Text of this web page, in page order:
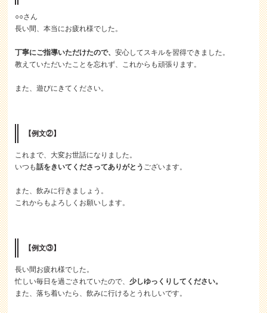
○○さん
長い間、本当にお疲れ様でした。
丁寧にご指導いただけたので、安心してスキルを習得できました。
教えていただいたことを忘れず、これからも頑張ります。
また、遊びにきてください。
【例文②】
これまで、大変お世話になりました。
いつも話をきいてくださってありがとう ございます。
また、飲みに行きましょう。
これからもよろしくお願いします。
【例文③】
長い間お疲れ様でした。
忙しい毎日を過ごされていたので、少しゆっくりしてください。
また、落ち着いたら、飲みに行けるとうれしいです。